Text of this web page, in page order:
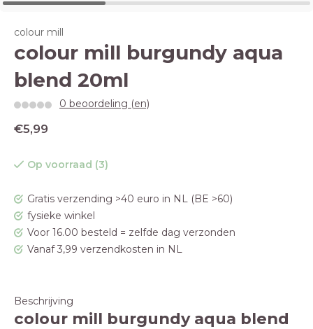
colour mill
colour mill burgundy aqua
blend 20ml
0 beoordeling (en)
€5,99
Op voorraad (3)
Gratis verzending >40 euro in NL (BE >60)
fysieke winkel
Voor 16.00 besteld = zelfde dag verzonden
Vanaf 3,99 verzendkosten in NL
Beschrijving
colour mill burgundy aqua blend